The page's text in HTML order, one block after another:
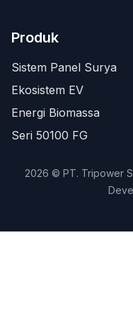
Produk
Sistem Panel Surya
Ekosistem EV
Energi Biomassa
Seri 50100 FG
2026 © PT. Tripower